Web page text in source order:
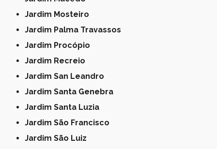
Jardim Mosteiro
Jardim Palma Travassos
Jardim Procópio
Jardim Recreio
Jardim San Leandro
Jardim Santa Genebra
Jardim Santa Luzia
Jardim São Francisco
Jardim São Luiz